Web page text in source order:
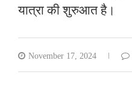
यात्रा की शुरुआत है।
November 17, 2024